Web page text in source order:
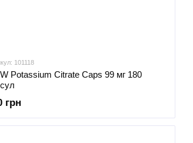
101118
Potassium Citrate Caps 99 мг 180
грн